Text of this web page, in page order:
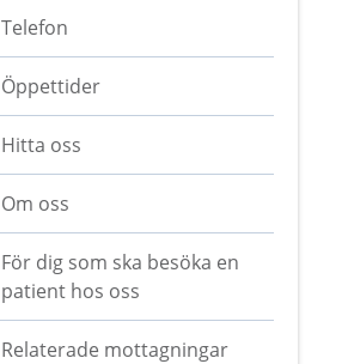
Telefon
Öppettider
Hitta oss
Om oss
För dig som ska besöka en
patient hos oss
Relaterade mottagningar